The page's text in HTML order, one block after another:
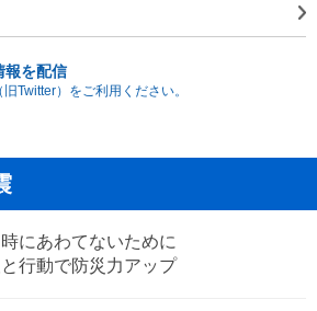
報を配信
Twitter）をご利用ください。
にあわてないために
行動で防災力アップ